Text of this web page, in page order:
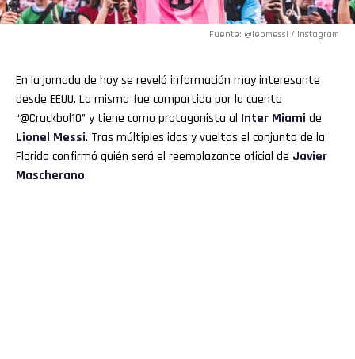
Fuente: @leomessi / Instagram
En la jornada de hoy se reveló información muy interesante
desde EEUU. La misma fue compartida por la cuenta
“@Crackbol10” y tiene como protagonista al Inter Miami de
Lionel Messi. Tras múltiples idas y vueltas el conjunto de la
Florida confirmó quién será el reemplazante oficial de Javier
Mascherano.